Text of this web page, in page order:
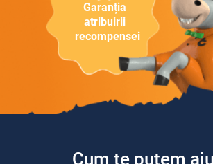
Garanția
atribuirii
recompensei
Cum te putem